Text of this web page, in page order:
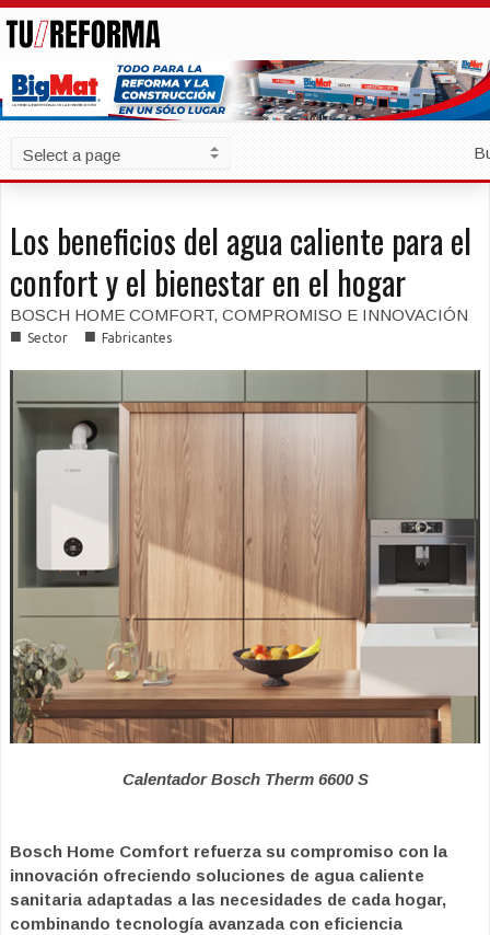
Los beneficios del agua caliente para el
confort y el bienestar en el hogar
BOSCH HOME COMFORT, COMPROMISO E INNOVACIÓN
■ Sector ■ Fabricantes
Calentador Bosch Therm 6600 S
Bosch Home Comfort refuerza su compromiso con la
innovación ofreciendo soluciones de agua caliente
sanitaria adaptadas a las necesidades de cada hogar,
combinando tecnología avanzada con eficiencia